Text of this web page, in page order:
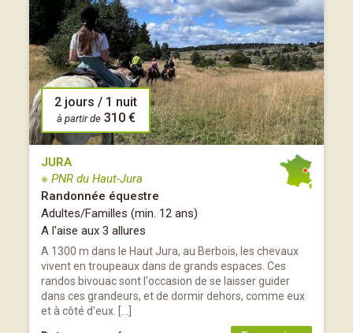
2 jours / 1 nuit
à partir de 310 €
JURA
※ PNR du Haut-Jura
Randonnée équestre
Adultes/Familles (min. 12 ans)
A l'aise aux 3 allures
A 1300 m dans le Haut Jura, au Berbois, les chevaux
vivent en troupeaux dans de grands espaces. Ces
randos bivouac sont l'occasion de se laisser guider
dans ces grandeurs, et de dormir dehors, comme eux
et à côté d'eux. […]